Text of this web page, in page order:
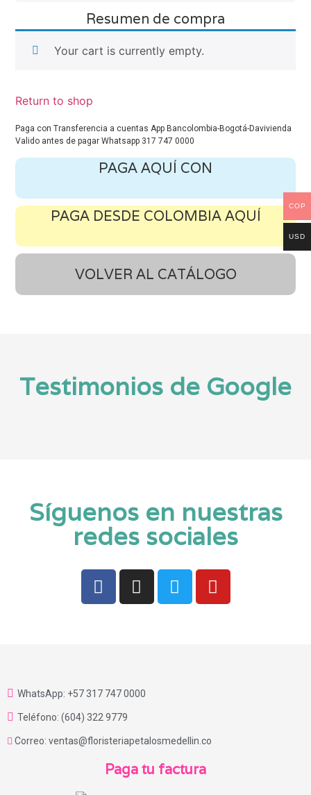
Resumen de compra
Your cart is currently empty.
Return to shop
Paga con Transferencia a cuentas App Bancolombia-Bogotá-Davivienda
Valido antes de pagar Whatsapp 317 747 0000
PAGA AQUÍ CON
PAGA DESDE COLOMBIA AQUÍ
VOLVER AL CATÁLOGO
Testimonios de Google
Síguenos en nuestras
redes sociales
WhatsApp: +57 317 747 0000
Teléfono: (604) 322 9779
Correo: ventas@floristeriapetalosmedellin.co
Paga tu factura
COP
USD